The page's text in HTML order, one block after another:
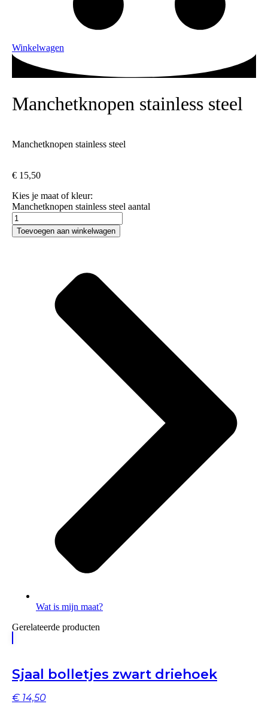
Winkelwagen
Manchetknopen stainless steel
Manchetknopen stainless steel
€ 15,50
Kies je maat of kleur:
Manchetknopen stainless steel aantal
Toevoegen aan winkelwagen
Wat is mijn maat?
Gerelateerde producten
Sjaal bolletjes zwart driehoek
€ 14,50